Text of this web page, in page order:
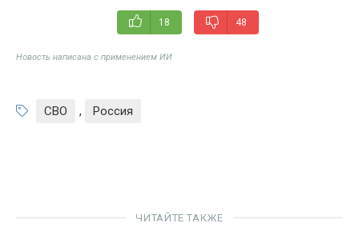
18 48
Новость написана с применением ИИ
СВО , Россия
ЧИТАЙТЕ ТАКЖЕ